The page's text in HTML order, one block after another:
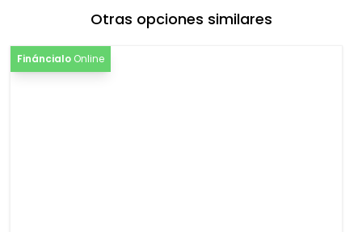
Otras opciones similares
Fináncialo Online